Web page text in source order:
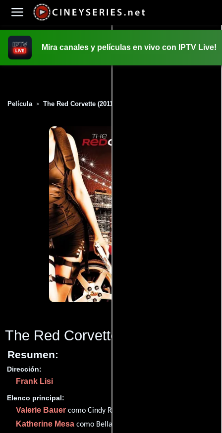
Mira canales y películas en vivo con IPTV Live!
Película > The Red Corvette (2011)
The Red Corvette
Resumen:
Dirección:
Frank Lisi
Elenco principal:
Valerie Bauer como Cindy Reese
Katherine Mesa como Bella Fagone